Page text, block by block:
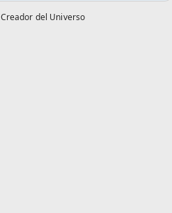
Creador del Universo